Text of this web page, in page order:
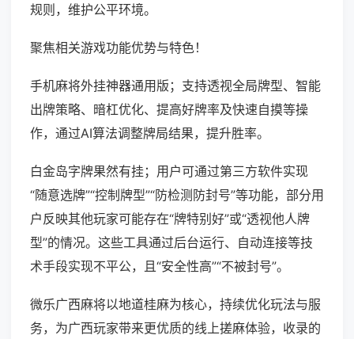
规则，维护公平环境。
聚焦相关游戏功能优势与特色！
手机麻将外挂神器通用版；支持透视全局牌型、智能
出牌策略、暗杠优化、提高好牌率及快速自摸等操
作，通过AI算法调整牌局结果，提升胜率。
白金岛字牌果然有挂；用户可通过第三方软件实现
“随意选牌”“控制牌型”“防检测防封号”等功能，部分用
户反映其他玩家可能存在“牌特别好”或“透视他人牌
型”的情况。这些工具通过后台运行、自动连接等技
术手段实现不平公，且“安全性高”“不被封号”。
微乐广西麻将以地道桂麻为核心，持续优化玩法与服
务，为广西玩家带来更优质的线上搓麻体验，收录的